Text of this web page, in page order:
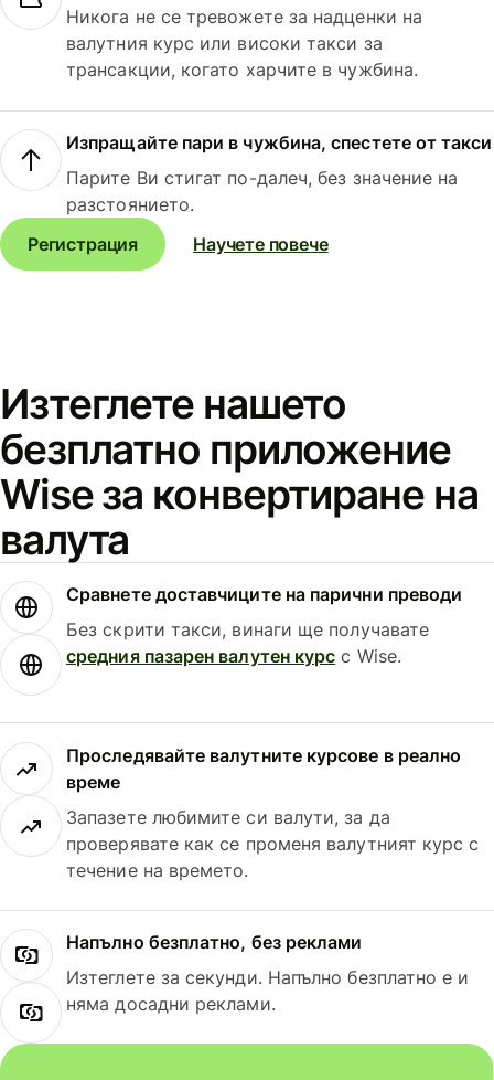
Никога не се тревожете за надценки на
валутния курс или високи такси за
трансакции, когато харчите в чужбина.
Изпращайте пари в чужбина, спестете от такси
Парите Ви стигат по-далеч, без значение на
разстоянието.
Регистрация
Научете повече
Изтеглете нашето
безплатно приложение
Wise за конвертиране на
валута
Сравнете доставчиците на парични преводи
Без скрити такси, винаги ще получавате
средния пазарен валутен курс с Wise.
Проследявайте валутните курсове в реално
време
Запазете любимите си валути, за да
проверявате как се променя валутният курс с
течение на времето.
Напълно безплатно, без реклами
Изтеглете за секунди. Напълно безплатно е и
няма досадни реклами.